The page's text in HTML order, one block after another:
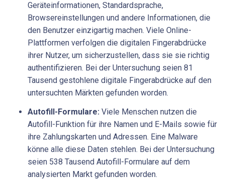
Geräteinformationen, Standardsprache,
Browsereinstellungen und andere Informationen, die
den Benutzer einzigartig machen. Viele Online-
Plattformen verfolgen die digitalen Fingerabdrücke
ihrer Nutzer, um sicherzustellen, dass sie sie richtig
authentifizieren. Bei der Untersuchung seien 81
Tausend gestohlene digitale Fingerabdrücke auf den
untersuchten Märkten gefunden worden.
Autofill-Formulare: Viele Menschen nutzen die
Autofill-Funktion für ihre Namen und E-Mails sowie für
ihre Zahlungskarten und Adressen. Eine Malware
könne alle diese Daten stehlen. Bei der Untersuchung
seien 538 Tausend Autofill-Formulare auf dem
analysierten Markt gefunden worden.